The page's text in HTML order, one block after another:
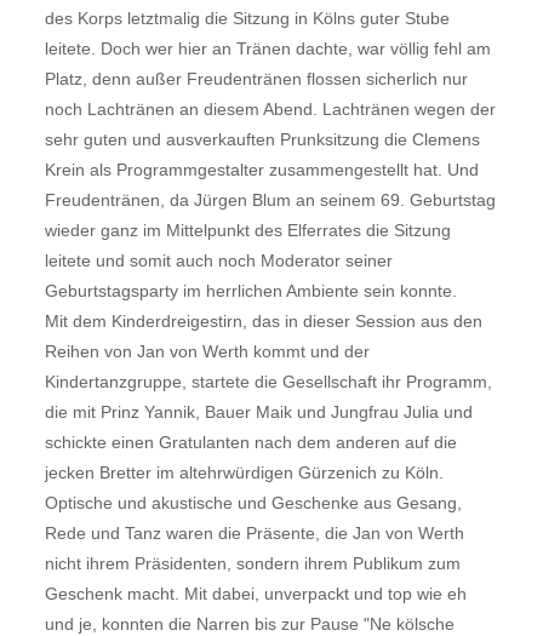
des Korps letztmalig die Sitzung in Kölns guter Stube
leitete. Doch wer hier an Tränen dachte, war völlig fehl am
Platz, denn außer Freudentränen flossen sicherlich nur
noch Lachtränen an diesem Abend. Lachtränen wegen der
sehr guten und ausverkauften Prunksitzung die Clemens
Krein als Programmgestalter zusammengestellt hat. Und
Freudentränen, da Jürgen Blum an seinem 69. Geburtstag
wieder ganz im Mittelpunkt des Elferrates die Sitzung
leitete und somit auch noch Moderator seiner
Geburtstagsparty im herrlichen Ambiente sein konnte.
Mit dem Kinderdreigestirn, das in dieser Session aus den
Reihen von Jan von Werth kommt und der
Kindertanzgruppe, startete die Gesellschaft ihr Programm,
die mit Prinz Yannik, Bauer Maik und Jungfrau Julia und
schickte einen Gratulanten nach dem anderen auf die
jecken Bretter im altehrwürdigen Gürzenich zu Köln.
Optische und akustische und Geschenke aus Gesang,
Rede und Tanz waren die Präsente, die Jan von Werth
nicht ihrem Präsidenten, sondern ihrem Publikum zum
Geschenk macht. Mit dabei, unverpackt und top wie eh
und je, konnten die Narren bis zur Pause "Ne kölsche